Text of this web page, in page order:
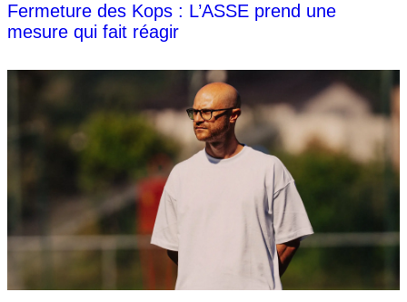
Fermeture des Kops : L’ASSE prend une
mesure qui fait réagir